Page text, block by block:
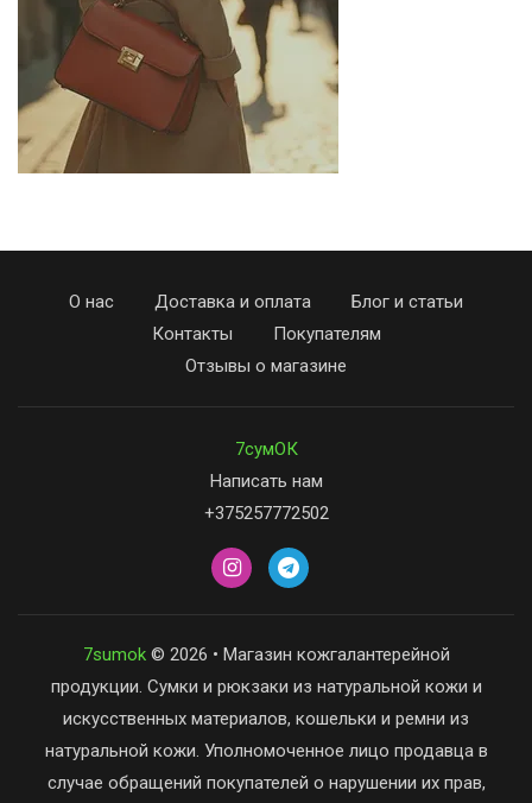
О нас Доставка и оплата
Блог и статьи
Контакты
Покупателям
Отзывы о магазине
7сумОК
Написать нам
+375257772502
7sumok© 2026 • Магазин кожгалантерейной
продукции. Сумки и рюкзаки из натуральной кожи и
искусственных материалов, кошельки и ремни из
натуральной кожи. Уполномоченное лицо продавца в
случае обращений покупателей о нарушении их прав,